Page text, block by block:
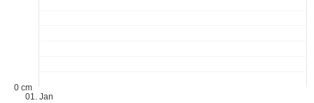
01. Jan
0 cm